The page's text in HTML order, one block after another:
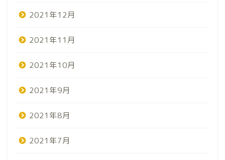
2021年12月
2021年11月
2021年10月
2021年9月
2021年8月
2021年7月